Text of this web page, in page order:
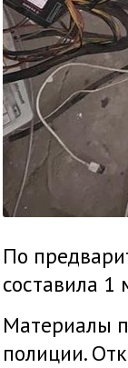
По
составила 1
Материалы
полиции.